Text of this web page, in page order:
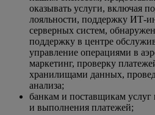
оказывать услуги, включая
лояльности, поддержку ИТ-
серверных систем,
поддержку в центре
управление операциями в
маркетинг, проверку
хранилищами данных,
анализа;
банкам и поставщикам услуг
и выполнения платежей;